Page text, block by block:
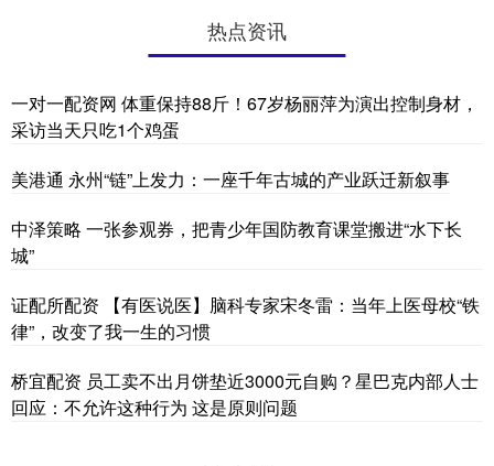
热点资讯
一对一配资网 体重保持88斤！67岁杨丽萍为演出控制身材，
采访当天只吃1个鸡蛋
美港通 永州“链”上发力：一座千年古城的产业跃迁新叙事
中泽策略 一张参观券，把青少年国防教育课堂搬进“水下长
城”
证配所配资 【有医说医】脑科专家宋冬雷：当年上医母校“铁
律”，改变了我一生的习惯
桥宜配资 员工卖不出月饼垫近3000元自购？星巴克内部人士
回应：不允许这种行为 这是原则问题